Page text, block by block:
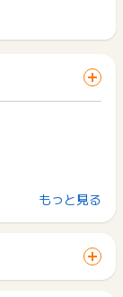
もっと見る